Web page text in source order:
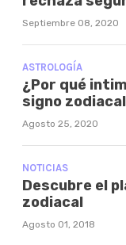
Septiembre 08, 2020
ASTROLOGÍA
¿Por qué
signo
Agosto 25, 2020
NOTICIAS
Descubre el
zodiacal
Agosto 01, 2018